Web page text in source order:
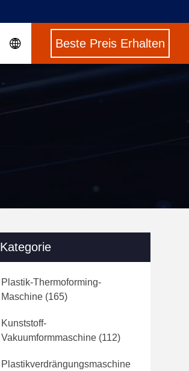
Beste Preis Erhalten
Kategorie
Plastik-Thermoforming-
Maschine (165)
Kunststoff-
Vakuumformmaschine (112)
Plastikverdrängungsmaschine